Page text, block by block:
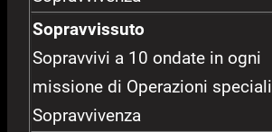
Sopravvissuto
Sopravvivi a 10 ondate in ogni
missione di Operazioni speciali
Sopravvivenza